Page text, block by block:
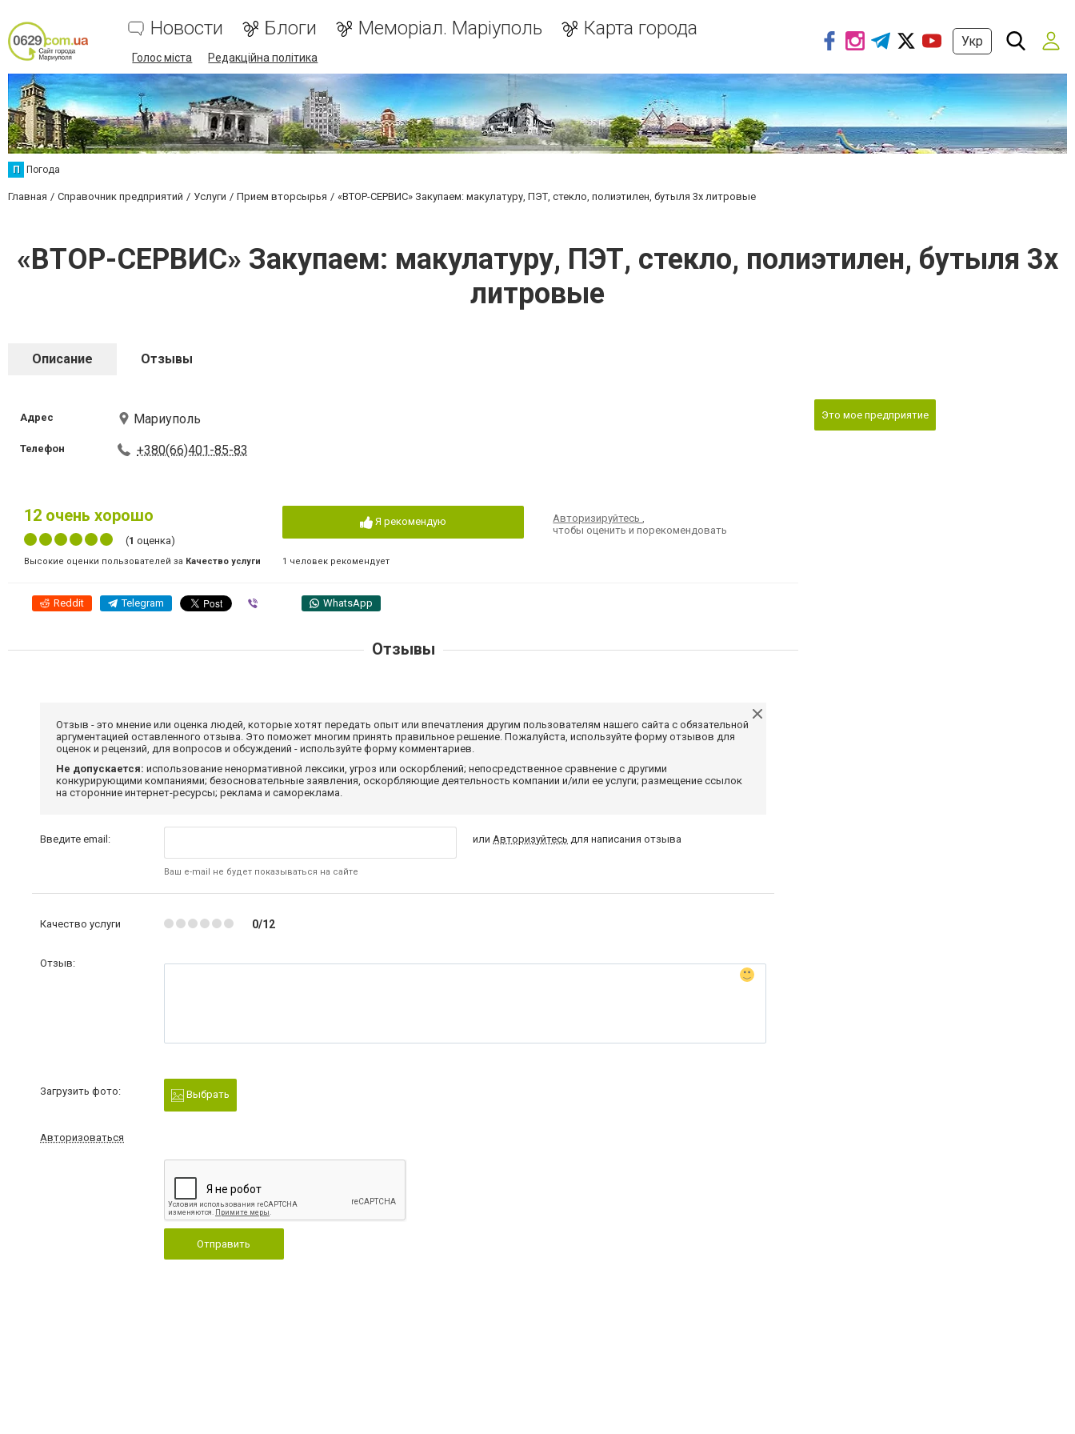
Новости Блоги Меморіал. Маріуполь Карта города
Голос міста Редакційна політика
Укр
П Погода
Главная Справочник предприятий Услуги Прием вторсырья «ВТОР-СЕРВИС» Закупаем: макулатуру, ПЭТ, стекло, полиэтилен, бутыля 3х литровые
«ВТОР-СЕРВИС» Закупаем: макулатуру, ПЭТ, стекло, полиэтилен, бутыля 3х
литровые
Описание Отзывы
Адрес Мариуполь
Телефон +380(66)401-85-83
12 очень хорошо
(1 оценка)
Высокие оценки пользователей за Качество услуги
Я рекомендую
1 человек рекомендует
Авторизируйтесь,
чтобы оценить и порекомендовать
Reddit Telegram WhatsApp
Это мое предприятие
Отзывы
Отзыв - это мнение или оценка людей, которые хотят передать опыт или впечатления другим пользователям нашего сайта с обязательной
аргументацией оставленного отзыва. Это поможет многим принять правильное решение. Пожалуйста, используйте форму отзывов для
оценок и рецензий, для вопросов и обсуждений - используйте форму комментариев.
Не допускается: использование ненормативной лексики, угроз или оскорблений; непосредственное сравнение с другими
конкурирующими компаниями; безосновательные заявления, оскорбляющие деятельность компании и/или ее услуги; размещение ссылок
на сторонние интернет-ресурсы; реклама и самореклама.
Введите email:
Ваш e-mail не будет показываться на сайте
илиАвторизуйтесь для написания отзыва
Качество услуги 0/12
Отзыв:
Загрузить фото: Выбрать
Авторизоваться
Отправить